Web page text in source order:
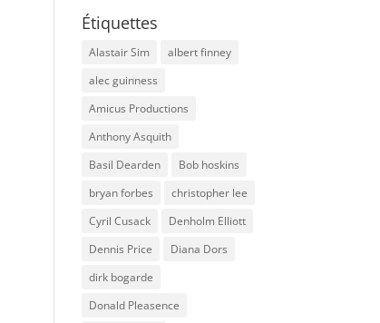
Étiquettes
Alastair Sim
albert finney
alec guinness
Amicus Productions
Anthony Asquith
Basil Dearden
Bob hoskins
bryan forbes
christopher lee
Cyril Cusack
Denholm Elliott
Dennis Price
Diana Dors
dirk bogarde
Donald Pleasence